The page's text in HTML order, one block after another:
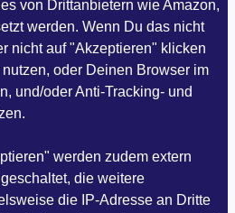
von Drittanbietern wie Amazon,
werden. Wenn Du das nicht
nicht auf "Akzeptieren" klicken
oder Deinen Browser im
und/oder Anti-Tracking- und
werden zudem extern
die weitere
die IP-Adresse an Dritte